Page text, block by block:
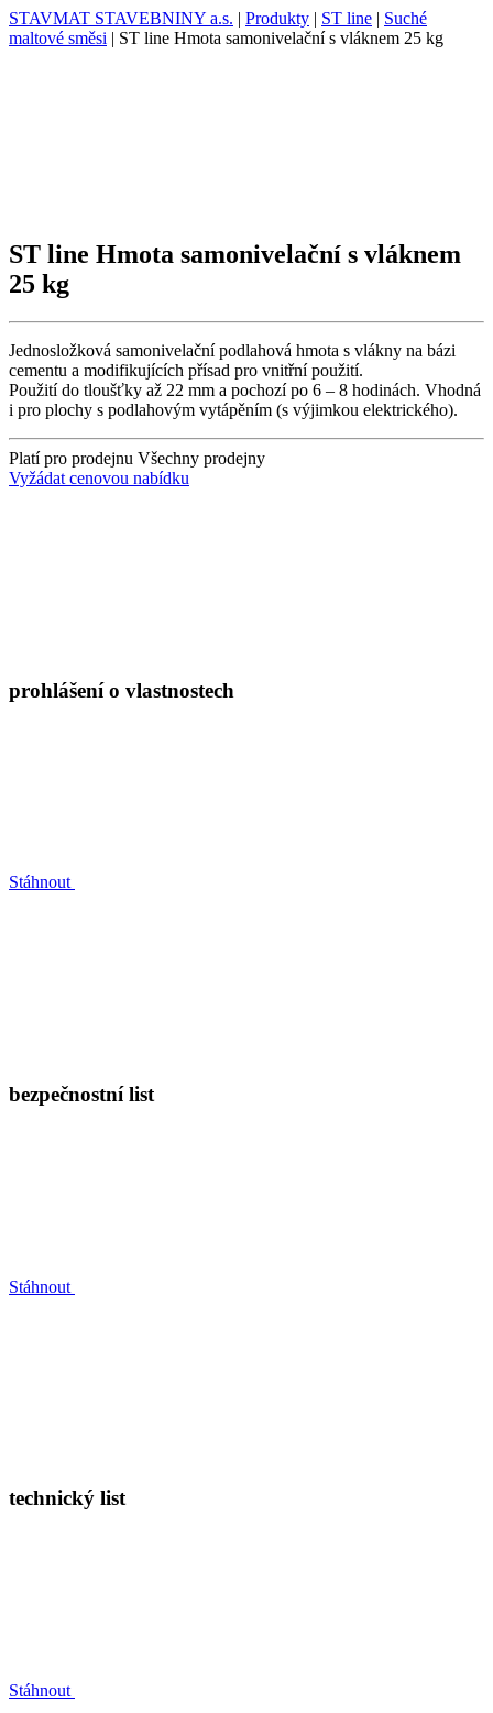
STAVMAT STAVEBNINY a.s. | Produkty | ST line | Suché
maltové směsi | ST line Hmota samonivelační s vláknem 25 kg
ST line Hmota samonivelační s vláknem
25 kg
Jednosložková samonivelační podlahová hmota s vlákny na bázi
cementu a modifikujících přísad pro vnitřní použití.
Použití do tloušťky až 22 mm a pochozí po 6 – 8 hodinách. Vhodná
i pro plochy s podlahovým vytápěním (s výjimkou elektrického).
Platí pro prodejnu Všechny prodejny
Vyžádat cenovou nabídku
prohlášení o vlastnostech
Stáhnout
bezpečnostní list
Stáhnout
technický list
Stáhnout